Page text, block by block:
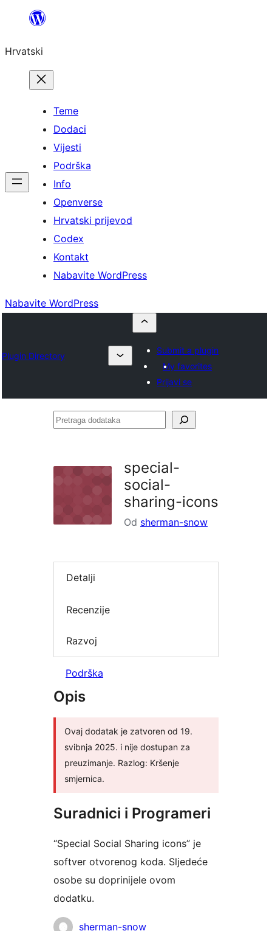
Skoči
sadržaja
Hrvatski
Teme
Dodaci
Vijesti
Podrška
Info
Openverse
Hrvatski prijevod
Codex
Kontakt
Nabavite WordPress
Nabavite WordPress
Plugin Directory
Submit a plugin
My favorites
Prijavi se
Pretraga
special-
social-
sharing-icons
Od sherman-snow
Detalji
Recenzije
Razvoj
Podrška
Opis
Ovaj dodatak je zatvoren od 19.
svibnja 2025. i nije dostupan za
preuzimanje. Razlog: Kršenje
smjernica.
Suradnici i Programeri
“Special Social Sharing icons” je
softver otvorenog koda. Sljedeće
osobe su doprinijele ovom
dodatku.
Suradnicisherman-snow